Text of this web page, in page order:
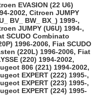
EVASION (22 U6)
2002, Citroen JUMPY
BV_ BW_ BX_) 1999-,
JUMPY (U6U) 1994-,
SCUDO Combinato
1996-2006, Fiat SCUDO
(220L) 1996-2006, Fiat
(220) 1994-2002,
806 (221) 1994-2002,
EXPERT (222) 1995-,
EXPERT (223) 1995-,
EXPERT (224) 1995-